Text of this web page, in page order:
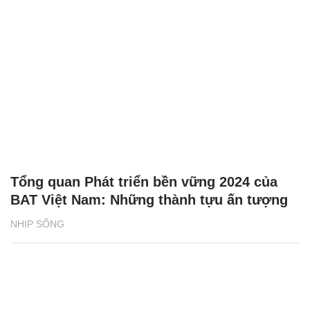
NHỊP SỐNG
Tổng quan Phát triển bền vững 2024 của
BAT Việt Nam: Những thành tựu ấn tượng